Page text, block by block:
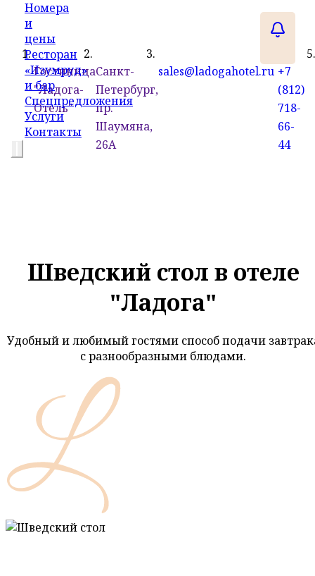
Гостиница
"Ладога-
Отель"
Санкт-
Петербург,
пр.
Шаумяна,
26А
sales@ladogahotel.ru +7
(812)
718-
66-
44
Номера
и
цены
Ресторан
«Изумруд»
и бар
Спецпредложения
Услуги
Контакты
Шведский стол в отеле
"Ладога"
Удобный и любимый гостями способ подачи
с разнообразными блюдами.